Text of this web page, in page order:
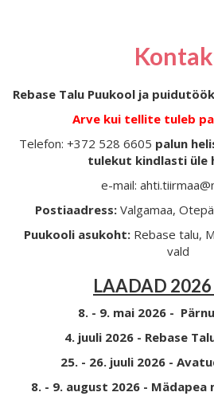
Rebase Talu Puukool ja
Arve kui tellite tuleb
Telefon: +372 528 6605 palun
tulekut kindlasti üle
e-mail:
Postiaadress: Valgamaa,
Puukooli asukoht: Rebase talu,
vald
LAADAD
8. - 9. mai 2026 -
4. juuli 2026 - Rebase
25. - 26. juuli 2026 -
8. - 9. august 2026 -